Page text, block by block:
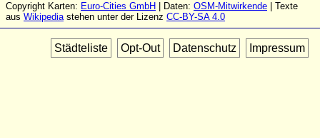
Copyright Karten: Euro-Cities GmbH | Daten: OSM-Mitwirkende | Texte
aus Wikipediastehen unter der Lizenz CC-BY-SA 4.0
Städteliste Opt-Out Datenschutz Impressum